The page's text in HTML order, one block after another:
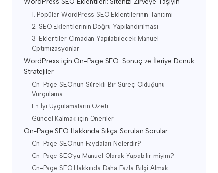
1. Popüler WordPress SEO Eklentilerinin Tanıtımı
2. SEO Eklentilerinin Doğru Yapılandırılması
3. Eklentiler Olmadan Yapılabilecek Manuel
Optimizasyonlar
WordPress için On-Page SEO: Sonuç ve İleriye Dönük
Stratejiler
On-Page SEO’nun Sürekli Bir Süreç Olduğunu
Vurgulama
En İyi Uygulamaların Özeti
Güncel Kalmak için Öneriler
On-Page SEO Hakkında Sıkça Sorulan Sorular
On-Page SEO’nun Faydaları Nelerdir?
On-Page SEO’yu Manuel Olarak Yapabilir miyim?
On-Page SEO Hakkında Daha Fazla Bilgi Almak